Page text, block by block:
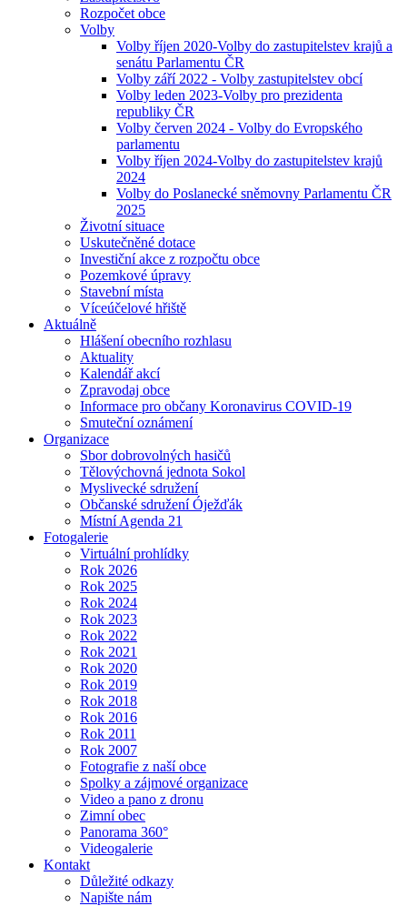
Rozpočet obce
Volby
Volby říjen 2020-Volby do zastupitelstev krajů a
senátu Parlamentu ČR
Volby září 2022 - Volby zastupitelstev obcí
Volby leden 2023-Volby pro prezidenta
republiky ČR
Volby červen 2024 - Volby do Evropského
parlamentu
Volby říjen 2024-Volby do zastupitelstev krajů
2024
Volby do Poslanecké sněmovny Parlamentu ČR
2025
Životní situace
Uskutečněné dotace
Investiční akce z rozpočtu obce
Pozemkové úpravy
Stavební místa
Víceúčelové hřiště
Aktuálně
Hlášení obecního rozhlasu
Aktuality
Kalendář akcí
Zpravodaj obce
Informace pro občany Koronavirus COVID-19
Smuteční oznámení
Organizace
Sbor dobrovolných hasičů
Tělovýchovná jednota Sokol
Myslivecké sdružení
Občanské sdružení Óježďák
Místní Agenda 21
Fotogalerie
Virtuální prohlídky
Rok 2026
Rok 2025
Rok 2024
Rok 2023
Rok 2022
Rok 2021
Rok 2020
Rok 2019
Rok 2018
Rok 2016
Rok 2011
Rok 2007
Fotografie z naší obce
Spolky a zájmové organizace
Video a pano z dronu
Zimní obec
Panorama 360°
Videogalerie
Kontakt
Důležité odkazy
Napište nám